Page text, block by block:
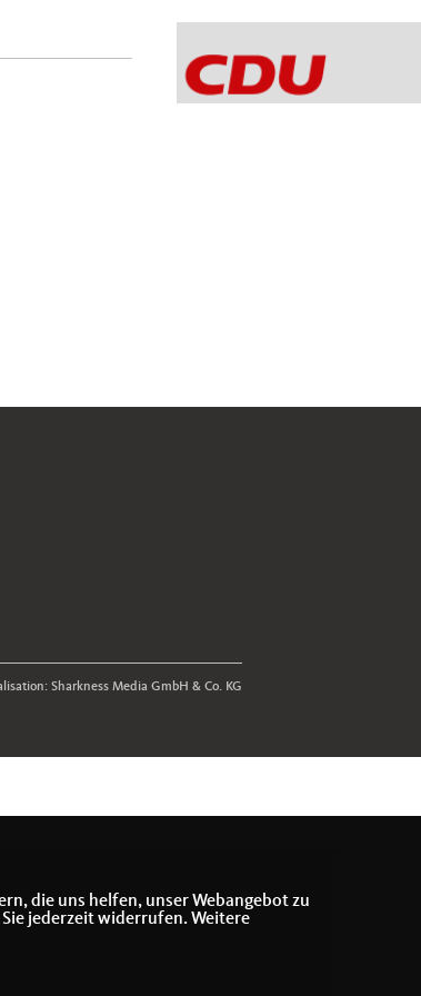
Sharkness Media GmbH & Co. KG
die uns helfen, unser Webangebot zu
jederzeit widerrufen. Weitere